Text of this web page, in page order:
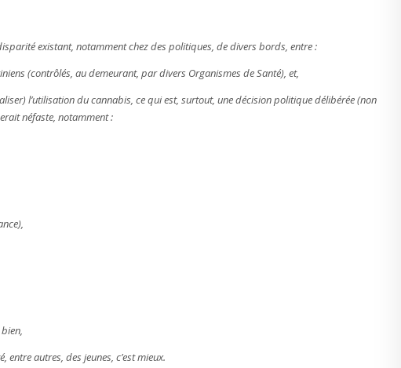
existant, notamment chez des politiques, de divers bords, entre :
(contrôlés, au demeurant, par divers Organismes de Santé), et,
l’utilisation du cannabis, ce qui est, surtout, une décision politique délibérée (non
néfaste, notamment :
entre autres, des jeunes, c’est mieux.